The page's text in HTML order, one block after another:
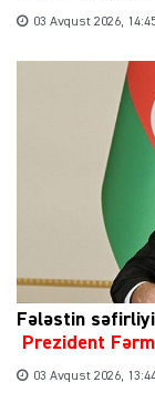
03 Avqust 2026,
Fələstin
Prezident
03 Avqust 2026,